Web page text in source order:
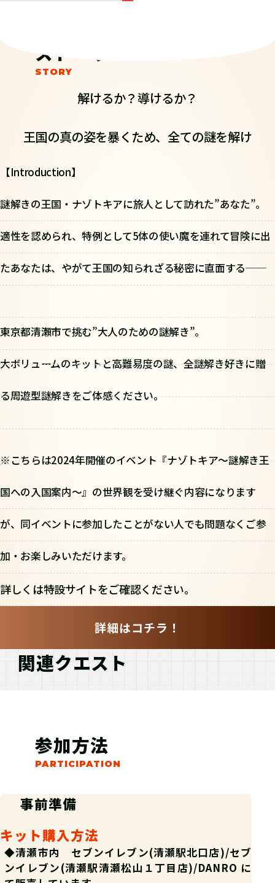
ストーリー
解けるか？導けるか？
王国の真の姿を暴くため、全ての謎を解け
【Introduction】
謎解きの王国・ナゾトキアに旅人として訪れた”あなた”。
適性を認められ、特例として5体の使い魔を連れて冒険に出
たあなたは、やがて王国の知られざる秘密に直面する──
東京都清瀬市で挑む”大人のための謎解き”。
大ボリュームのキットと高難易度の謎、全謎解き好きに贈
る周遊型謎解きをご体感ください。
※こちらは2024年開催のイベント『ナゾトキア～謎解き王
国への入国案内～』の世界観を受け継ぐ内容になります
が、同イベントに参加したことがない人でも問題なくご参
加・お楽しみいただけます。
詳しくは特設サイトをご確認ください。
詳細はコチラ！
関連クエスト
参加方法
事前準備
キット購入方法
◆清瀬市内 セブンイレブン(清瀬駅北口店)/セブ
ンイレブン(清瀬駅清瀬松山１丁目店)/DANRO に